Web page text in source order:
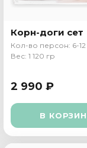
Корн-доги сет
Кол-во персон: 6-12
Вес: 1 120 гр
2 990 ₽
В